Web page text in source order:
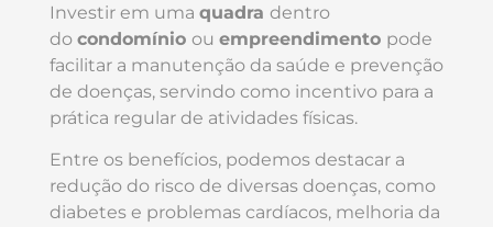
Investir em uma quadra dentro
do condomínio ou empreendimento pode
facilitar a manutenção da saúde e prevenção
de doenças, servindo como incentivo para a
prática regular de atividades físicas.
Entre os benefícios, podemos destacar a
redução do risco de diversas doenças, como
diabetes e problemas cardíacos, melhoria da